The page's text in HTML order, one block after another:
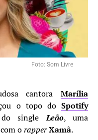
Foto: Som Livre
cantora Marília
o topo do Spotify
do singleLeão, uma
orapperXamã.